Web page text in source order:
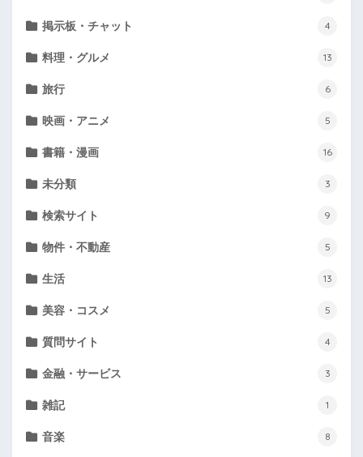
掲示板・チャット 4
料理・グルメ 13
旅行 6
映画・アニメ 5
書籍・漫画 16
未分類 3
検索サイト 9
物件・不動産 5
生活 13
美容・コスメ 5
質問サイト 4
金融・サービス 3
雑記 1
音楽 8